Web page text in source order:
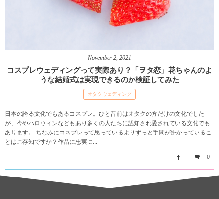
November 2, 2021
コスプレウェディングって実際あり？「ヲタ恋」花ちゃんのよ
うな結婚式は実現できるのか検証してみた
オタクウェディング
日本の誇る文化でもあるコスプレ。ひと昔前はオタクの方だけの文化でした
が、今やハロウィンなどもあり多くの人たちに認知され愛されている文化でも
あります。 ちなみにコスプレって思っているよりずっと手間が掛かっているこ
とはご存知ですか？作品に忠実に...
0